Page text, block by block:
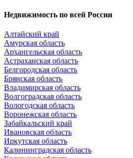
Недвижимость по всей России
Алтайский край
Амурская область
Архангельская область
Астраханская область
Белгородская область
Брянская область
Владимирская область
Волгоградская область
Вологодская область
Воронежская область
Забайкальский край
Ивановская область
Иркутская область
Калининградская область